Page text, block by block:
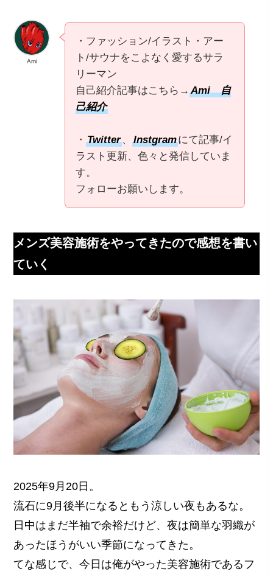
Ami
・ファッション/イラスト・アー
ト/サウナをこよなく愛するサラ
リーマン
自己紹介記事はこちら→Ami 自
己紹介
・Twitter、Instgramにて記事/イ
ラスト更新、色々と発信していま
す。
フォローお願いします。
メンズ美容施術をやってきたので感想を書い
ていく
2025年9月20日。
流石に9月後半になるともう涼しい夜もあるな。
日中はまだ半袖で余裕だけど、夜は簡単な羽織が
あったほうがいい季節になってきた。
てな感じで、今日は俺がやった美容施術であるフ